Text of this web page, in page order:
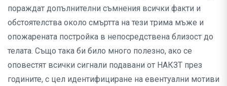
пораждат допълнителни съмнения всички факти и
обстоятелства около смъртта на тези трима мъже и
опожарената постройка в непосредствена близост до
телата. Също така би било много полезно, ако се
оповестят всички сигнали подавани от НАКЗТ през
годините, с цел идентифициране на евентуални мотиви